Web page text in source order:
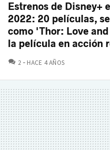
Estrenos de Disney+
2022: 20 películas,
como 'Thor: Love
la película en acción
2 COMENTARIOS
HACE 4 AÑOS